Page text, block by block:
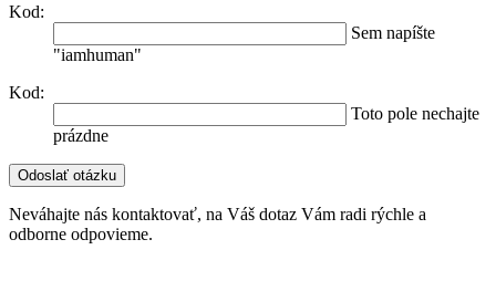
Kod:
Sem napíšte
"iamhuman"
Kod:
Toto pole nechajte
prázdne
Neváhajte nás kontaktovať, na Váš dotaz Vám radi rýchle a
odborne odpovieme.